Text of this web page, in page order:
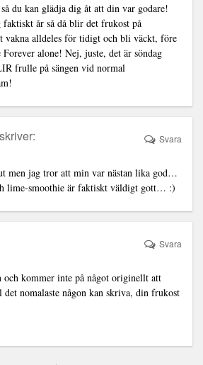
du kan glädja dig åt att din var godare!
år så då blir det frukost på
vakna alldeles för tidigt och bli väckt, före
alone! Nej, juste, det är söndag
frulle på sängen vid normal
skriver:
men jag tror att min var nästan lika god…
lime-smoothie är faktiskt väldigt gott… :)
Svara
kommer inte på något originellt att
nomalaste någon kan skriva, din frukost
Svara